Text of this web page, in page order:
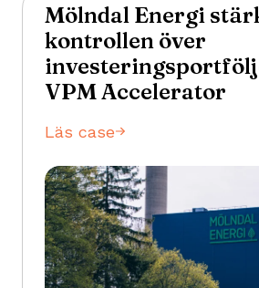
Mölndal Energi
kontrollen över
VPM Accelerator
Läs case